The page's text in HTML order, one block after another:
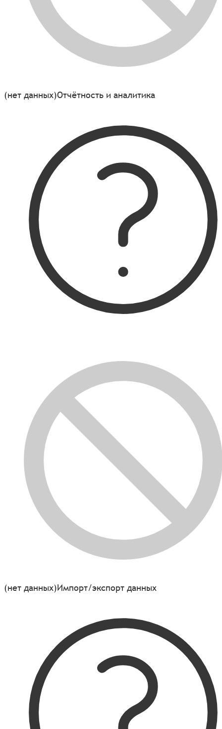
(нет данных)Отчётность и аналитика
(нет данных)Импорт/экспорт данных